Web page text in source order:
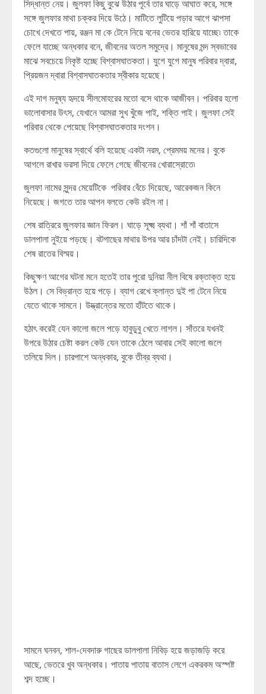
সিদ্ধান্ত নেয়। জুলফা কিছু বুঝে উঠার পূর্বে তার ঘাড়ে আঘাত করে, সঙ্গে
সঙ্গে জুলফার মাথা চক্কর দিয়ে উঠে। মাটিতে লুটিয়ে পড়ার আগে ঝাপসা
চোখে দেখতে পায়, রঞ্জন মা কে টেনে নিয়ে বনের ভেতর হারিয়ে যাচ্ছে৷ তাকে
ফেলে যাচ্ছে অন্ধকার বনে, জীবনের অতল সমুদ্রে। মানুষের মন্দ স্বভাবের
মাঝে সবচেয়ে নিকৃষ্ট হচ্ছে বিশ্বাসঘাতকতা। যুগে যুগে মানুষ পরিবার দ্বারা,
প্রিয়জন দ্বারা বিশ্বাসঘাতকতার স্বীকার হয়েছে।
এই দাগ মনুষ্য হৃদয়ে সীলমোহরের মতো বসে থাকে আজীবন। পরিবার হলো
ভালোবাসার উৎস, যেখানে আমরা সুখ খুঁজে পাই, শক্তি পাই। জুলফা সেই
পরিবার থেকে পেয়েছে বিশ্বাসঘাতকতার দংশন।
কতগুলো মানুষের স্বার্থে বলি হয়েছে একটা নরম, প্রেমময় মনের। বুকে
আগলে রাখার ভরসা দিয়ে ফেলে গেছে জীবনের খোরাস্রোতে৷
জুলফা নামের সুন্দর মেয়েটিকে পরিবার বেঁচে দিয়েছে, আরেকজন কিনে
নিয়েছে। জগতে তার আপন বলতে কেউ রইল না।
শেষ রাত্রিরে জুলফার জ্ঞান ফিরল। ঘাড়ে সূক্ষ্ম ব্যথা। শাঁ শাঁ বাতাসে
ডালপালা নুইয়ে পড়ছে। বটগাছের মাথার উপর আর চাঁদটা নেই। চারিদিকে
শেষ রাতের বিস্ময়।
কিছুক্ষণ আগের ঘটনা মনে হতেই তার পুরো দুনিয়া নীল বিষে রক্তাক্ত হয়ে
উঠল। সে বিভ্রান্ত হয়ে পড়ে। ব্যাগ রেখে ক্লান্ত দুই পা টেনে নিয়ে
যেতে থাকে সামনে। উদ্ভ্রান্তের মতো হাঁটতে থাকে।
হঠাৎ করেই যেন কালো জলে পড়ে হাবুডুবু খেতে লাগল। সাঁতরে যখনই
উপরে উঠার চেষ্টা করল কেউ যেন তাকে ঠেলে আবার সেই কালো জলে
তলিয়ে দিল। চারপাশে অন্ধকার, বুকে তীব্র ব্যথা।
সামনে ঘনবন, শাল-দেবদারু গাছের ডালপালা নিবিড় হয়ে জড়াজড়ি করে
আছে, ভেতরে খুব অন্ধকার। পাতায় পাতায় বাতাস লেগে একরকম অস্পষ্ট
শব্দ হচ্ছে।